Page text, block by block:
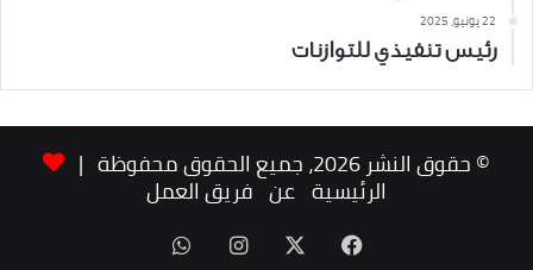
22 يونيو، 2025
رئيس تنفيذي للتوازنات
© حقوق النشر 2026، جميع الحقوق محفوظة |
الرئيسية عن فريق العمل
فيسبوك
انستقرامواتساب